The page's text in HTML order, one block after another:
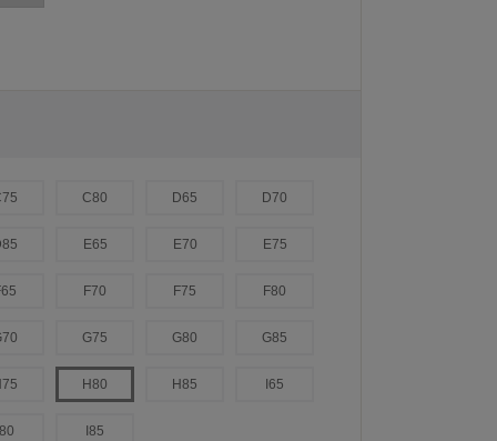
C80 D65 D70
E65 E70 E75
F70 F75 F80
G75 G80 G85
H80 H85 I65
I85